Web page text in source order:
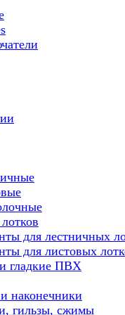
для лестничных
для листовых
гладкие ПВХ
наконечники
гильзы, сжимы